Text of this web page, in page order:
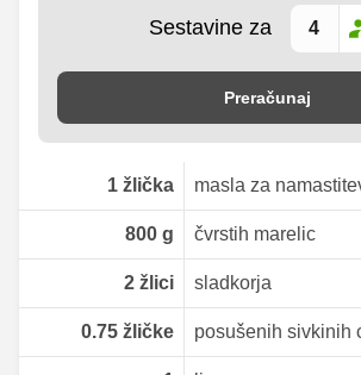
Sestavine za
Preračunaj
1žlička masla za
800g čvrstih marelic
2žlici sladkorja
0.75žličke posušenih sivkinih